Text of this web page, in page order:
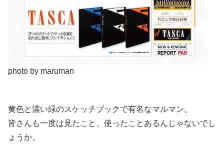
photo by maruman
黄色と濃い緑のスケッチブックで有名なマルマン。
皆さんも一度は見たこと、使ったことあるんじゃないでし
ょうか。